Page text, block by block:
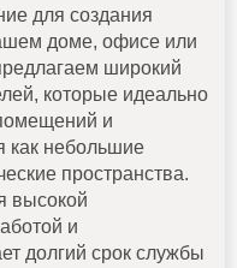
для создания
доме, офисе или
широкий
которые идеально
и
как небольшие
пространства.
высокой
и
долгий срок службы